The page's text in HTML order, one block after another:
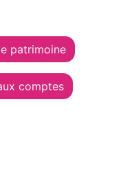
patrimoine
comptes